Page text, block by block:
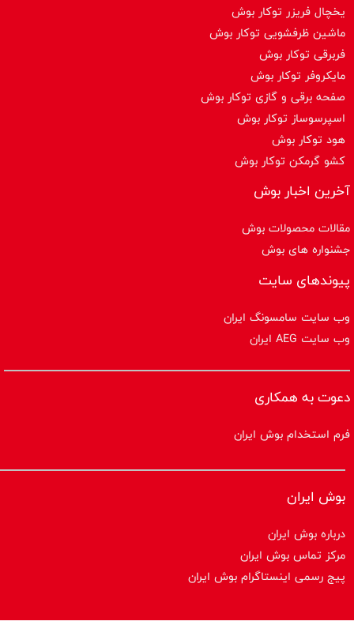
یخچال فریزر توکار بوش
ماشین ظرفشویی توکار بوش
فربرقی توکار بوش
مایکروفر توکار بوش
صفحه برقی و گازی توکار بوش
اسپرسوساز توكار بوش
هود توکار بوش
کشو گرمکن توکار بوش
آخرین اخبار بوش
مقالات محصولات بوش
جشنواره های بوش
پیوندهای سایت
وب سایت سامسونگ ایران
وب سایت AEG ایران
دعوت به همکاری
فرم استخدام بوش ایران
بوش ایران
درباره بوش ایران
مرکز تماس بوش ایران
پیج رسمی اینستاگرام بوش ایران